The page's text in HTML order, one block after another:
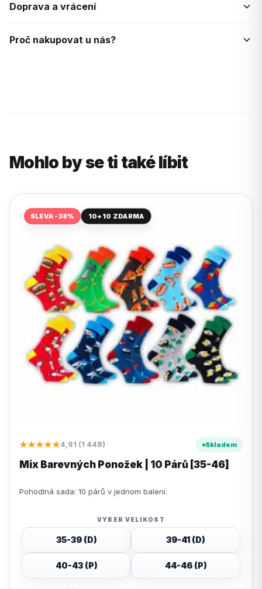
Doprava a vrácení
Proč nakupovat u nás?
Mohlo by se ti také líbit
SLEVA -38% 10+10 ZDARMA
★★★★★4,91 (1 448) Skladem
Mix Barevných Ponožek | 10 Párů [35-46]
Pohodlná sada: 10 párů v jednom balení.
VYBER VELIKOST
35-39 (D) 39-41 (D)
40-43 (P) 44-46 (P)